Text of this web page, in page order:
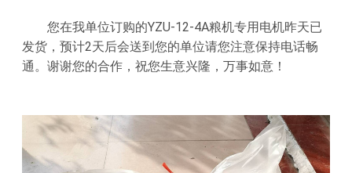
您在我单位订购的YZU-12-4A粮机专用电机昨天已
发货，预计2天后会送到您的单位请您注意保持电话畅
通。谢谢您的合作，祝您生意兴隆，万事如意！